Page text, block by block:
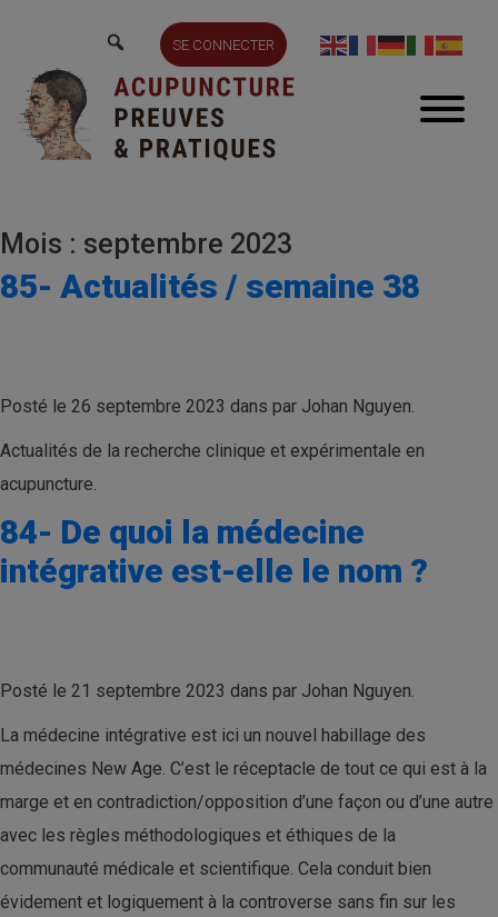
SE CONNECTER
Mois : septembre 2023
85- Actualités / semaine 38
Posté le 26 septembre 2023 dans par Johan Nguyen.
Actualités de la recherche clinique et expérimentale en
acupuncture.
84- De quoi la médecine
intégrative est-elle le nom ?
Posté le 21 septembre 2023 dans par Johan Nguyen.
La médecine intégrative est ici un nouvel habillage des
médecines New Age. C’est le réceptacle de tout ce qui est à la
marge et en contradiction/opposition d’une façon ou d’une autre
avec les règles méthodologiques et éthiques de la
communauté médicale et scientifique. Cela conduit bien
évidement et logiquement à la controverse sans fin sur les